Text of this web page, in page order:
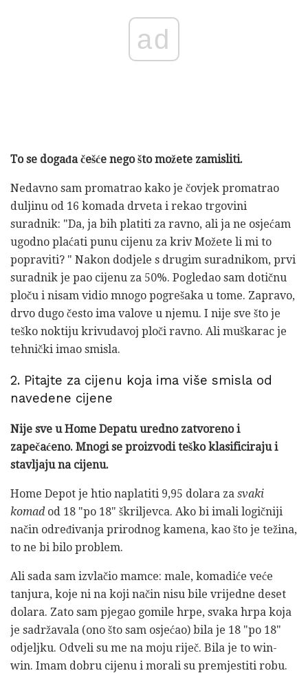
ad
To se događa češće nego što možete zamisliti.
Nedavno sam promatrao kako je čovjek promatrao
duljinu od 16 komada drveta i rekao trgovini
suradnik: "Da, ja bih platiti za ravno, ali ja ne osjećam
ugodno plaćati punu cijenu za kriv Možete li mi to
popraviti? " Nakon dodjele s drugim suradnikom, prvi
suradnik je pao cijenu za 50%. Pogledao sam dotičnu
ploču i nisam vidio mnogo pogrešaka u tome. Zapravo,
drvo dugo često ima valove u njemu. I nije sve što je
teško noktiju krivudavoj ploči ravno. Ali muškarac je
tehnički imao smisla.
2. Pitajte za cijenu koja ima više smisla od
navedene cijene
Nije sve u Home Depatu uredno zatvoreno i
zapečaćeno. Mnogi se proizvodi teško klasificiraju i
stavljaju na cijenu.
Home Depot je htio naplatiti 9,95 dolara za svaki
komadod 18 "po 18" škriljevca. Ako bi imali logičniji
način određivanja prirodnog kamena, kao što je težina,
to ne bi bilo problem.
Ali sada sam izvlačio mamce: male, komadiće veće
tanjura, koje ni na koji način nisu bile vrijedne deset
dolara. Zato sam pjegao gomile hrpe, svaka hrpa koja
je sadržavala (ono što sam osjećao) bila je 18 "po 18"
odjeljku. Odveli su me na moju riječ. Bila je to win-
win. Imam dobru cijenu i morali su premjestiti robu.